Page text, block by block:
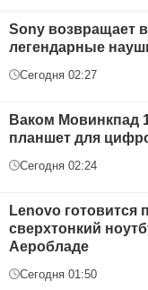
Sony возвращает
легендарные
Сегодня 02:27
Ваком Мовинкпад
планшет для
Сегодня 02:24
Lenovo готовится
сверхтонкий
Аеробладе
Сегодня 01:50